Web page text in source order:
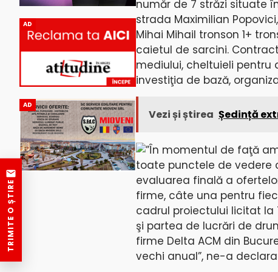
AD
AD
număr de 7 străzi situate
strada Maximilian
Mihai Mihail tronson 1+
caietul de sarcini.
mediului, cheltuieli pentru
investiţia de bază,
Vezi și știrea Ședință
”În momentul de faţă
toate punctele de vedere
evaluarea finală a
firme, câte una pentru
cadrul proiectului licitat la
şi partea de lucrări de
firme Delta ACM din
vechi anual”, ne-a
TRIMITE O ȘTIRE